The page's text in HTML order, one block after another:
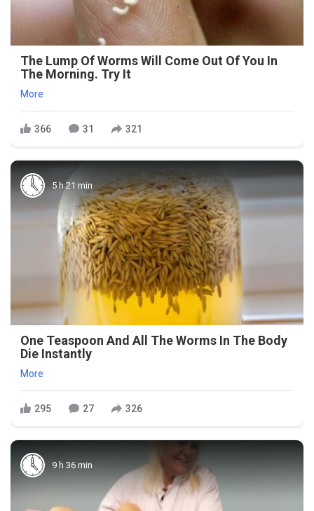
The Lump Of Worms Will Come Out Of You In
The Morning. Try It
More
366 31 321
5 h 21 min
One Teaspoon And All The Worms In The Body
Die Instantly
More
295 27 326
9 h 36 min